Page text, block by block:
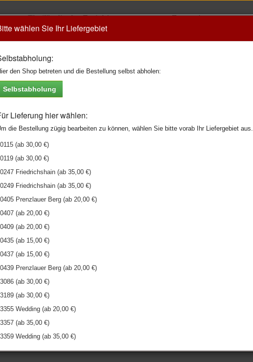
wählen Sie Ihr Liefergebiet
den Shop betreten und die Bestellung selbst abholen:
Selbstabholung
Lieferung hier wählen:
die Bestellung zügig bearbeiten zu können, wählen Sie bitte vorab Ihr Liefergebiet aus.
(ab 30,00 €)
(ab 30,00 €)
Friedrichshain (ab 35,00 €)
Friedrichshain (ab 35,00 €)
Prenzlauer Berg (ab 20,00 €)
(ab 20,00 €)
(ab 20,00 €)
(ab 15,00 €)
(ab 15,00 €)
Prenzlauer Berg (ab 20,00 €)
(ab 30,00 €)
(ab 30,00 €)
Wedding (ab 20,00 €)
(ab 35,00 €)
Wedding (ab 35,00 €)
Thailändische Gerichte
Red Dragon Spezialitäten
Vietnamesische Spezialitäten
Vegane Spezialitäten
Desserts
Softdrinks